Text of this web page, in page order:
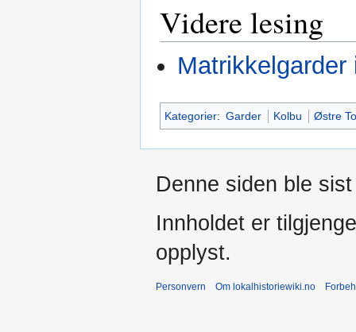
Videre lesing
Kategorier: Garder Kolbu Østre
Denne siden ble
Innholdet er
opplyst.
Personvern Om lokalhistoriewiki.no